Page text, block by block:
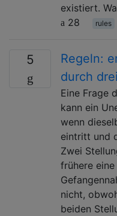
existiert.
28
rules
5
Regeln:
durch
Eine Frage
kann ein
wenn
eintritt und
Zwei
frühere
nicht,
beiden